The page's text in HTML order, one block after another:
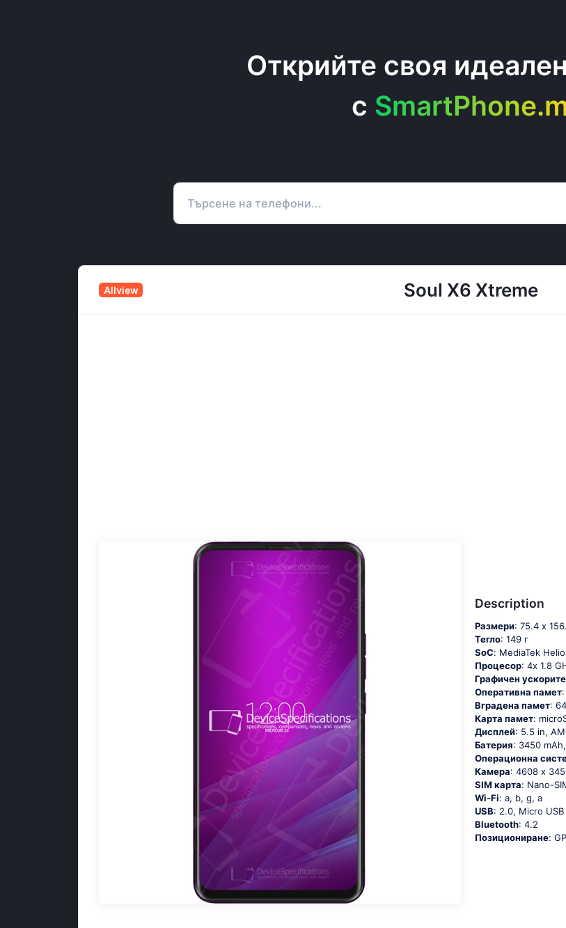
Открийте своя
c
Allview Soul X6 Xtreme
Description
Размери: 75.4 x
Тегло: 149 г
SoC: МеdiаТеk
Процесор: 4х 1.8
Графичен
Оперативна памет
Вградена памет:
Карта памет:
Дисплей: 5.5 in,
Батерия: 3450
Операционна
Камера: 4608 x
SIM карта: Nano-
Wi-Fi: а, b, g, а
USB: 2.0, Micro USB
Bluetooth: 4.2
Позициониране: